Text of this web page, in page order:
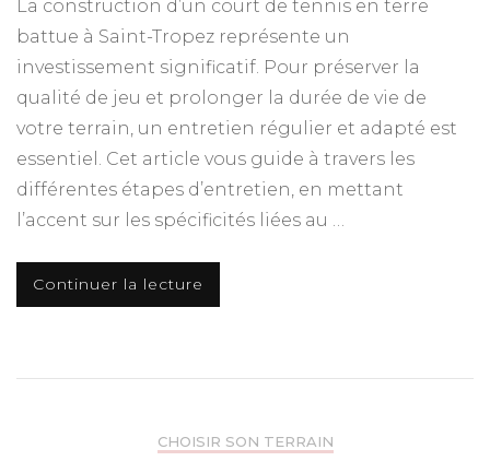
La construction d’un court de tennis en terre
battue à Saint-Tropez représente un
investissement significatif. Pour préserver la
qualité de jeu et prolonger la durée de vie de
votre terrain, un entretien régulier et adapté est
essentiel. Cet article vous guide à travers les
différentes étapes d’entretien, en mettant
l’accent sur les spécificités liées au …
Continuer la lecture
CHOISIR SON TERRAIN